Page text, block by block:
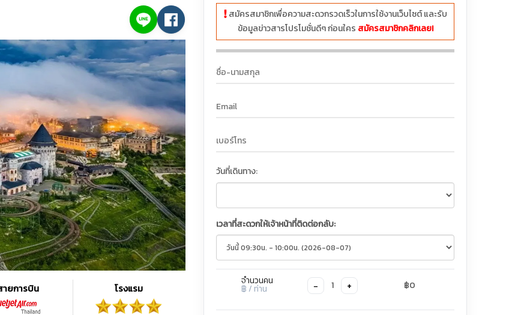
ายการบิน โรงแรม
สมัครสมาชิกเพื่อความสะดวกรวดเร็วในการใช้งานเว็บไซต์ และรับ
ข้อมูลข่าวสารโปรโมชั่นดีๆ ก่อนใคร สมัครสมาชิกคลิกเลย!
วันที่เดินทาง:
เวลาที่สะดวกให้เจ้าหน้าที่ติดต่อกลับ:
จำนวนคน
฿ / ท่าน − 1 + ฿0